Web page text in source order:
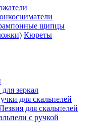
щипцы
Кюреты
зеркал
для скальпелей
для скальпелей
с ручкой